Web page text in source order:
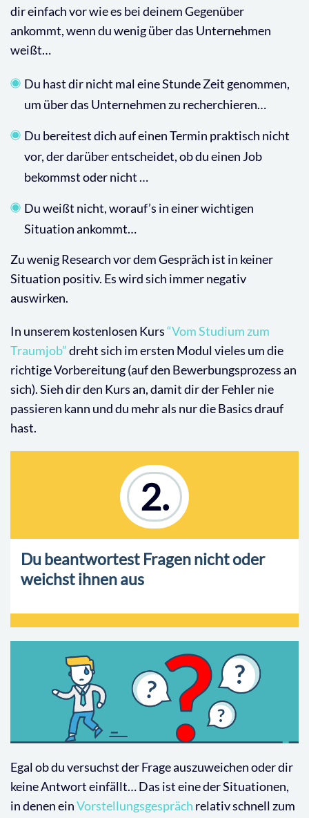
dir einfach vor wie es bei deinem Gegenüber
ankommt, wenn du wenig über das Unternehmen
weißt…
Du hast dir nicht mal eine Stunde Zeit genommen,
um über das Unternehmen zu recherchieren…
Du bereitest dich auf einen Termin praktisch nicht
vor, der darüber entscheidet, ob du einen Job
bekommst oder nicht …
Du weißt nicht, worauf’s in einer wichtigen
Situation ankommt…
Zu wenig Research vor dem Gespräch ist in keiner
Situation positiv. Es wird sich immer negativ
auswirken.
In unserem kostenlosen Kurs“Vom Studium zum
Traumjob”dreht sich im ersten Modul vieles um die
richtige Vorbereitung (auf den Bewerbungsprozess an
sich). Sieh dir den Kurs an, damit dir der Fehler nie
passieren kann und du mehr als nur die Basics drauf
hast.
2.
Du beantwortest Fragen nicht oder
weichst ihnen aus
Egal ob du versuchst der Frage auszuweichen oder dir
keine Antwort einfällt… Das ist eine der Situationen,
in denen einVorstellungsgespräch relativ schnell zum